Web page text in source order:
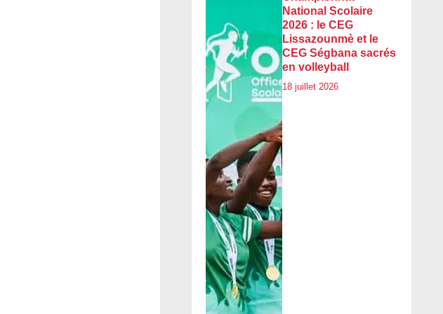
National Scolaire
2026 : le CEG
Lissazounmè et le
CEG Ségbana sacrés
en volleyball
18 juillet 2026